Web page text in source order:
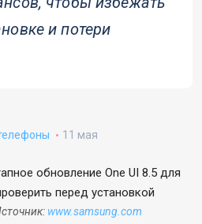
и потери
11 мая
www.samsung.com